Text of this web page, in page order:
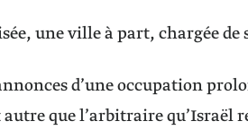
une ville à part, chargée de
d’une occupation
que l’arbitraire qu’Israël